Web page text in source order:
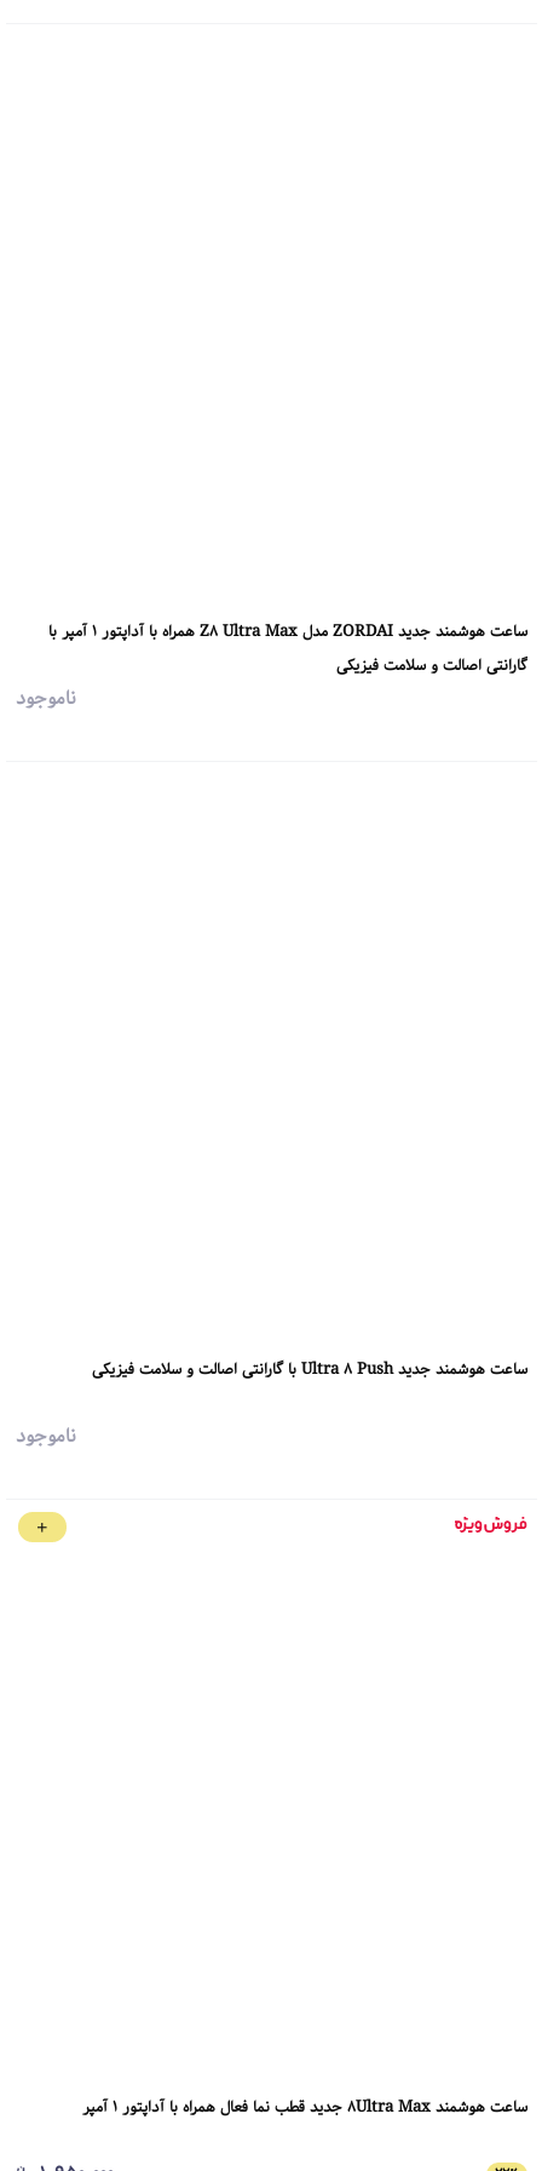
ساعت هوشمند جدید ZORDAI مدل Z8 Ultra Max همراه با آداپتور 1 آمپر با
گارانتی اصالت و سلامت فیزیکی
ناموجود
ساعت هوشمند جدید Ultra 8 Push با گارانتی اصالت و سلامت فیزیکی
ناموجود
ساعت هوشمند 8Ultra Max جدید قطب نما فعال همراه با آداپتور 1 آمپر